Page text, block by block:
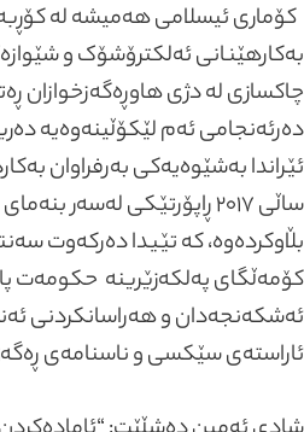
کۆماری ئیسلامی هەمیشە لە
بەکارهێنانی ئەلکترۆشۆک و
چاکسازی لە دژی هاوڕەگەزخوازان
دەرئەنجامی ئەم لێکۆڵینەوەیە
ئێراندا بەشێوەیەکی بەرفراوان
ساڵی ۲۰۱۷ ڕاپۆرتێکی لەسەر
بڵاوکردەوە، کە تێیدا دەرکەوت
کۆمەڵگای پەلکەزێرینە حکومەت
ئەشکەنجەدان و هەراسانکردنی
ئاراستەی سێکسی و ناسنامەی